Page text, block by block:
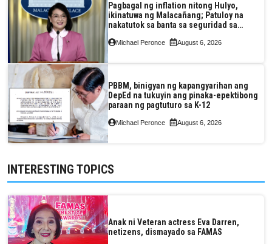
Pagbagal ng inflation nitong Hulyo,
ikinatuwa ng Malacañang; Patuloy na
nakatutok sa banta sa seguridad sa
pagkain, enerhiya
Michael Peronce August 6, 2026
PBBM, binigyan ng kapangyarihan ang
DepEd na tukuyin ang pinaka-epektibong
paraan ng pagtuturo sa K-12
Michael Peronce August 6, 2026
INTERESTING TOPICS
Anak ni Veteran actress Eva Darren,
netizens, dismayado sa FAMAS